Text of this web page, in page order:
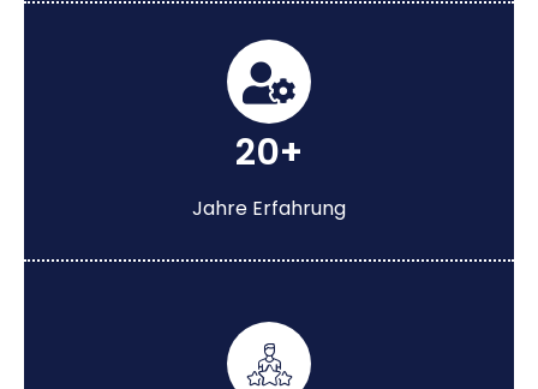
20+
Jahre Erfahrung